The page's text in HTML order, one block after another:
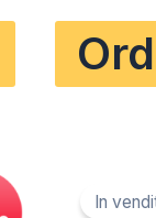
era:
In